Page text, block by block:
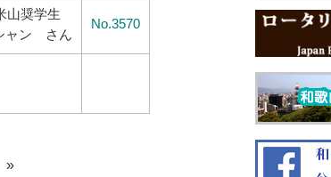
山奨学生
ャン さん
No.3570
»